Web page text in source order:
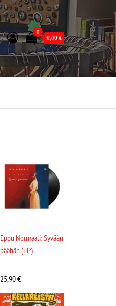
0
0,00€
Eppu Normaali: Syvään
päähän (LP)
25,90€